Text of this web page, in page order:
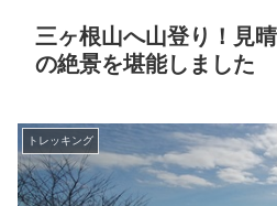
三ヶ根山へ山登り！見
の絶景を堪能しました
トレッキング